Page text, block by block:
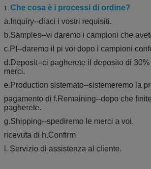
1. Che cosa è i processi di ordine?
a.Inquiry--diaci i vostri requisiti.
b.Samples--vi daremo i campioni che
c.PI--daremo il pi voi dopo i campioni
d.Deposit--ci pagherete il deposito di
merci.
e.Production sistemato--sistemeremo la
pagamento di f.Remaining--dopo che
pagherete.
g.Shipping--spediremo le merci a voi.
ricevuta di h.Confirm
I. Servizio di assistenza al cliente.